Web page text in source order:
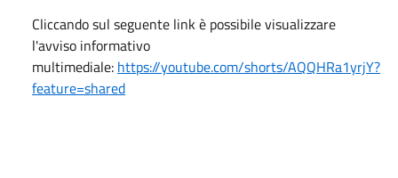
Cliccando sul seguente link è possibile visualizzare
l'avviso informativo
multimediale: https://youtube.com/shorts/AQQHRa1yrjY?
feature=shared